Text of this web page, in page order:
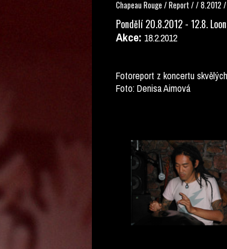
Chapeau Rouge /Report//8.2012 /
Pondělí 20.8.2012 - 12.8.
Akce: 18.2.2012
Fotoreport z koncertu
Foto: Denisa Aimová